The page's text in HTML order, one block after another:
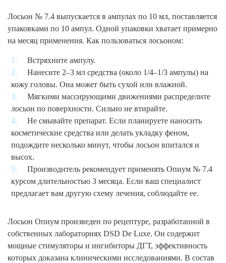
Лосьон № 7.4 выпускается в ампулах по 10 мл, поставляется
упаковками по 10 ампул. Одной упаковки хватает примерно
на месяц применения. Как пользоваться лосьоном:
Встряхните ампулу.
Нанесите 2–3 мл средства (около 1/4–1/3 ампулы) на
кожу головы. Она может быть сухой или влажной.
Мягкими массирующими движениями распределите
лосьон по поверхности. Сильно не втирайте.
Не смывайте препарат. Если планируете наносить
косметические средства или делать укладку феном,
подождите несколько минут, чтобы лосьон впитался и
высох.
Производитель рекомендует применять Опиум № 7.4
курсом длительностью 3 месяца. Если ваш специалист
предлагает вам другую схему лечения, соблюдайте ее.
Лосьон Опиум произведен по рецептуре, разработанной в
собственных лабораториях DSD De Luxe. Он содержит
мощные стимуляторы и ингибиторы ДГТ, эффективность
которых доказана клиническими исследованиями. В состав